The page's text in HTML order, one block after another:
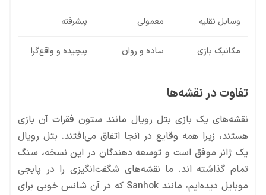
وسایل نقلیه معمولی پیشرفته
مکانیک بازی ساده و روان پیچیده و واقع‌گرا
تفاوت در نقشه‌ها
نقشه‌های یک بازی بتل رویال مانند ستون فقرات آن بازی
هستند، زیرا همه وقایع در آنجا اتفاق می‌افتند. بتل رویال
یک ژانر موفق است و توسعه دهندگان در این نسخه، سنگ
تمام گذاشته اند. ما نقشه‌های شگفت‌انگیزی را در پابجی
موبایل دیده‌ایم، مانند Sanhok که در آن شانس خوبی برای